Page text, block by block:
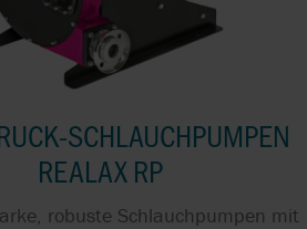
SCHLAUCHPUMPEN
REALAX RP
robuste Schlauchpumpen mit